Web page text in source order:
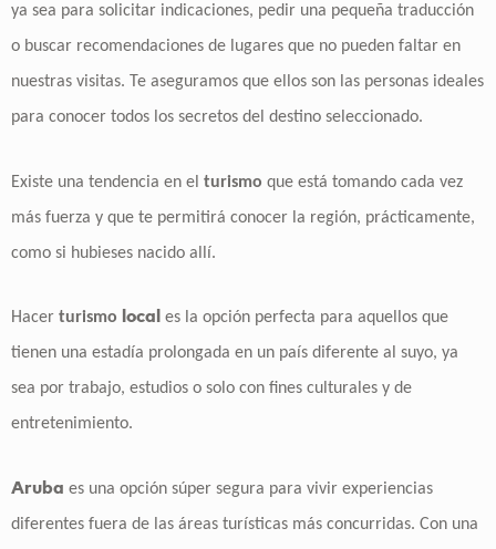
ya sea para solicitar indicaciones, pedir una pequeña traducción
o buscar recomendaciones de lugares que no pueden faltar en
nuestras visitas. Te aseguramos que ellos son las personas ideales
para conocer todos los secretos del destino seleccionado.
Existe una tendencia en el turismo que está tomando cada vez
más fuerza y que te permitirá conocer la región, prácticamente,
como si hubieses nacido allí.
Hacer turismo local es la opción perfecta para aquellos que
tienen una estadía prolongada en un país diferente al suyo, ya
sea por trabajo, estudios o solo con fines culturales y de
entretenimiento.
Aruba es una opción súper segura para vivir experiencias
diferentes fuera de las áreas turísticas más concurridas. Con una